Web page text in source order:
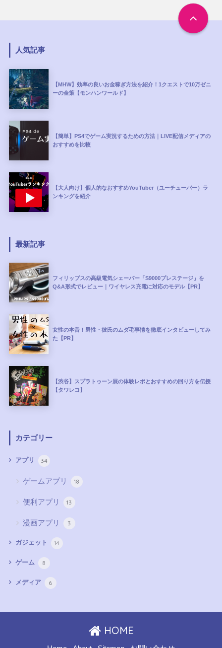
人気記事
【MHW】効率の良いお金稼ぎ方法を紹介！1クエストで10万ゼニ
ーの金策【モンハンワールド】
【簡単】PS4でゲーム実況するための方法｜LIVE配信メディアの
おすすめを比較
【大人向け】個人的なおすすめYouTuber（ユーチューバー）ラ
ンキングを紹介
最新記事
フィリップスの高級電気シェーバー「S9000プレステージ」を
Q&A形式でレビュー｜ワイヤレス充電に対応のモデル【PR】
女性の本音！男性・彼氏のムダ毛事情を徹底インタビューしてみ
た【PR】
【渋谷】スプラトゥーン展の体験レポとおすすめの回り方を伝授
【タワレコ】
カテゴリー
アプリ 34
ゲームアプリ 18
便利アプリ 13
漫画アプリ 3
ガジェット 14
ゲーム 8
メディア 6
HOME